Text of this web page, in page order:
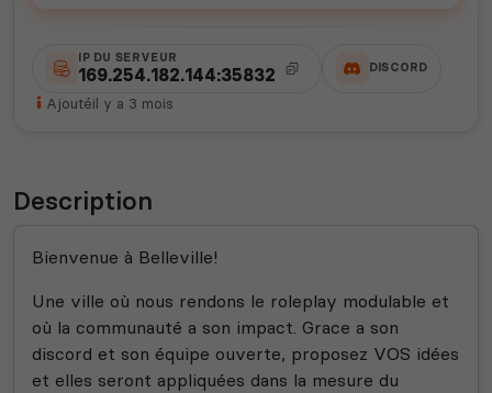
IP DU SERVEUR
169.254.182.144:35832 DISCORD
Ajoutéil y a 3 mois
Description
Bienvenue à Belleville!
Une ville où nous rendons le roleplay modulable et
où la communauté a son impact. Grace a son
discord et son équipe ouverte, proposez VOS idées
et elles seront appliquées dans la mesure du